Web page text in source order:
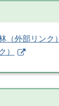
（外部リンク）
）